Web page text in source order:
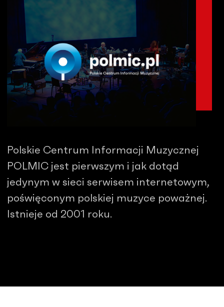
Polskie Centrum Informacji Muzycznej
POLMIC jest pierwszym i jak dotąd
jedynym w sieci serwisem internetowym,
poświęconym polskiej muzyce poważnej.
Istnieje od 2001 roku.